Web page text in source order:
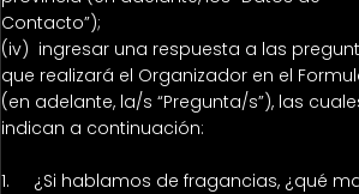
Contacto”);
(iv) ingresar una respuesta a las
que realizará el Organizador en el
(en adelante, la/s “Pregunta/s”), las
indican a continuación:
1. ¿Si hablamos de fragancias, ¿qué